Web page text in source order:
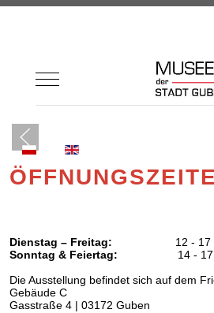
Mobile Menu Toggle
Sprache auswählen
Dienstag – Freitag: 12 - 17
Sonntag & Feiertag: 14 -
Die Ausstellung befindet sich auf dem
Gebäude C
Gasstraße 4 | 03172 Guben